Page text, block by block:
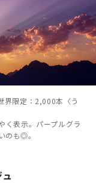
界限定：2,000本〈う
く表示。パープルグラ
のも◎。